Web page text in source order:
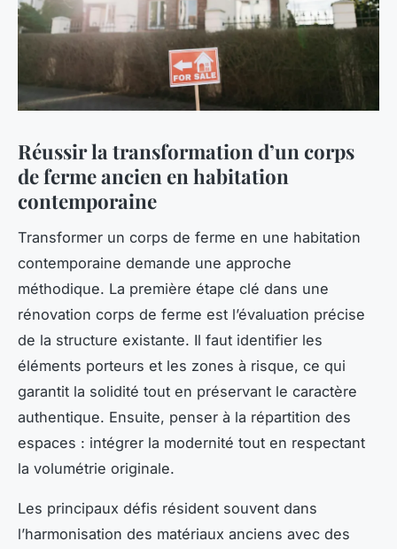
Réussir la transformation d’un corps
de ferme ancien en habitation
contemporaine
Transformer un corps de ferme en une habitation
contemporaine demande une approche
méthodique. La première étape clé dans une
rénovation corps de ferme est l’évaluation précise
de la structure existante. Il faut identifier les
éléments porteurs et les zones à risque, ce qui
garantit la solidité tout en préservant le caractère
authentique. Ensuite, penser à la répartition des
espaces : intégrer la modernité tout en respectant
la volumétrie originale.
Les principaux défis résident souvent dans
l’harmonisation des matériaux anciens avec des